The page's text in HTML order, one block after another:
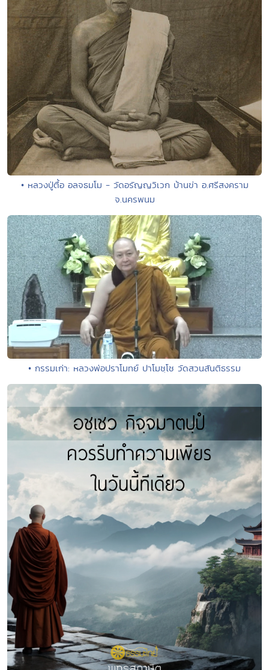
• หลวงปู่ตื้อ อลจธมโม - วัดอรัญญวิเวก บ้านข่า อ.ศรีสงคราม
จ.นครพนม
• กรรมเก่า: หลวงพ่อปราโมทย์ ปาโมชฺโช วัดสวนสันติธรรม